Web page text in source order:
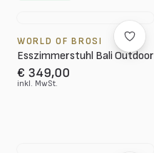
WORLD OF BROSI
Esszimmerstuhl Bali Outdoor
€ 349,00
inkl. MwSt.